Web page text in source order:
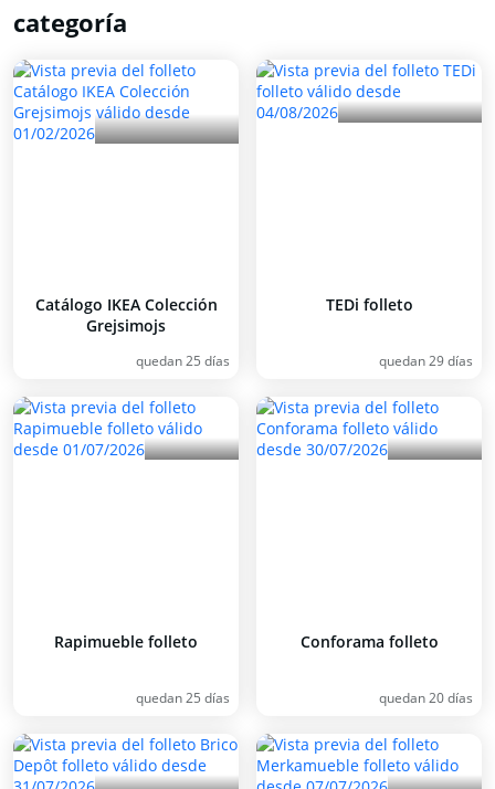
categoría
Catálogo IKEA Colección
Grejsimojs
quedan 25 días
TEDi folleto
quedan 29 días
Rapimueble folleto
quedan 25 días
Conforama folleto
quedan 20 días